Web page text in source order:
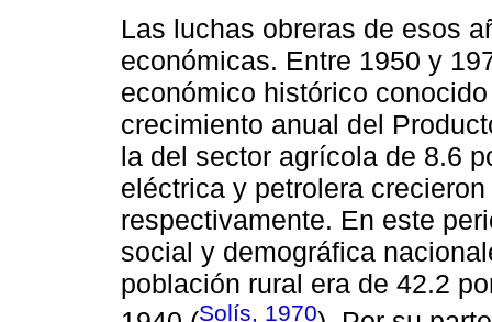
Las luchas obreras de esos
económicas. Entre 1950 y
económico histórico
crecimiento anual del
la del sector agrícola de 8.6
eléctrica y petrolera
respectivamente. En este
social y demográfica
población rural era de 42.2
Solís, 1970